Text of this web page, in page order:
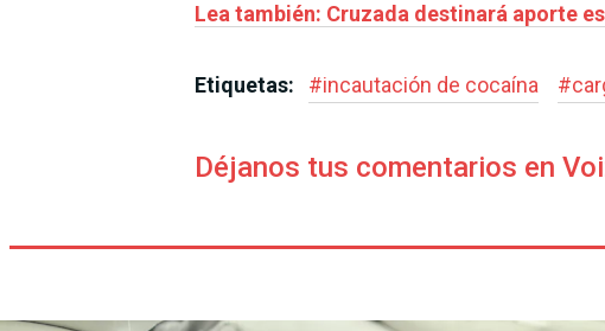
Lea también: Cruzada destinará aporte
Etiquetas: #incautación de cocaína #
Déjanos tus comentarios en